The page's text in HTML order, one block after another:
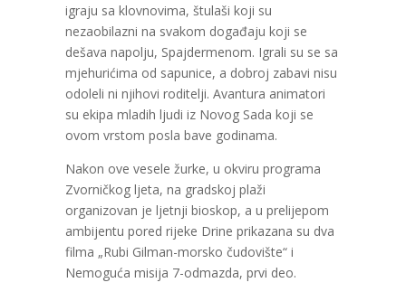
igraju sa klovnovima, štulaši koji su
nezaobilazni na svakom događaju koji se
dešava napolju, Spajdermenom. Igrali su se sa
mjehurićima od sapunice, a dobroj zabavi nisu
odoleli ni njihovi roditelji. Avantura animatori
su ekipa mladih ljudi iz Novog Sada koji se
ovom vrstom posla bave godinama.
Nakon ove vesele žurke, u okviru programa
Zvorničkog ljeta, na gradskoj plaži
organizovan je ljetnji bioskop, a u prelijepom
ambijentu pored rijeke Drine prikazana su dva
filma „Rubi Gilman-morsko čudovište“ i
Nemoguća misija 7-odmazda, prvi deo.